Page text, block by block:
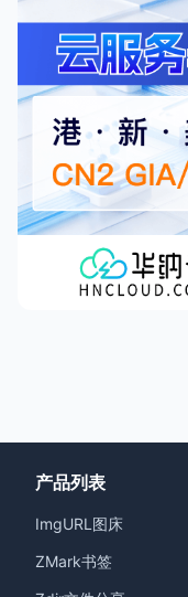
产品列表
ImgURL图床
ZMark书签